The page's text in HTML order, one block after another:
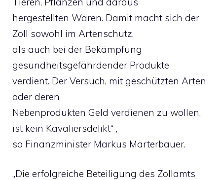
hergestellten Waren. Damit macht sich der
Zoll sowohl im Artenschutz,
als auch bei der Bekämpfung
gesundheitsgefährdender Produkte
verdient. Der Versuch, mit geschützten Arten
oder deren
Nebenprodukten Geld verdienen zu wollen,
ist kein Kavaliersdelikt“ ,
so Finanzminister Markus Marterbauer.
„Die erfolgreiche Beteiligung des Zollamts